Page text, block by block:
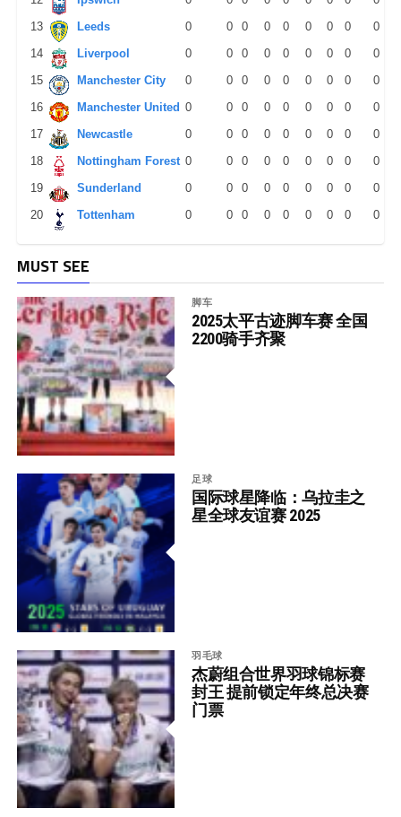
13
Leeds 0 0 0 0 0 0 0 0
0
14
Liverpool 0 0 0 0 0 0 0 0
0
15
Manchester City 0 0 0 0 0 0 0 0
0
16
Manchester United 0 0 0 0 0 0 0 0
0
17
Newcastle 0 0 0 0 0 0 0 0
0
18
Nottingham Forest 0 0 0 0 0 0 0 0
0
19
Sunderland 0 0 0 0 0 0 0 0
0
20
Tottenham 0 0 0 0 0 0 0 0 0
MUST SEE
脚车
2025太平古迹脚车赛 全国
2200骑手齐聚
足球
国际球星降临：乌拉圭之
星全球友谊赛 2025
羽毛球
杰蔚组合世界羽球锦标赛
封王 提前锁定年终总决赛
门票